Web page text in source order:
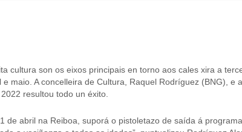
cultura son os eixos principais en torno aos cales xira a
maio. A concelleira de Cultura, Raquel Rodríguez (BNG),
resultou todo un éxito.
abril na Reiboa, suporá o pistoletazo de saída á